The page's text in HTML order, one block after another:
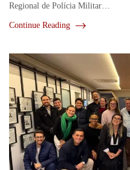
Regional de Polícia Militar…
Continue Reading